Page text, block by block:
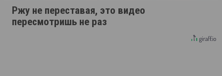
Ржу не переставая, это видео
пересмотришь не раз